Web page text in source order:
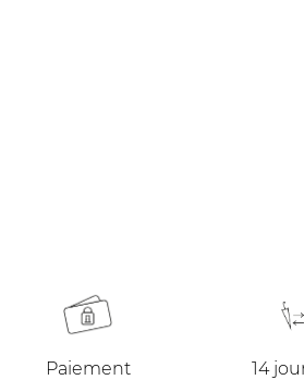
Paiement
14